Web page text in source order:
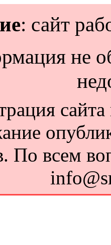
: сайт
не
сайта
По всем